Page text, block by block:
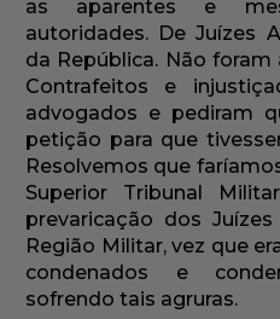
as aparentes e
autoridades. De Juízes
da República. Não
Contrafeitos e
advogados e pediram
petição para que
Resolvemos que
Superior Tribunal
prevaricação dos
Região Militar, vez que
condenados e
sofrendo tais agruras.